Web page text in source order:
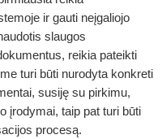
ir gauti neįgaliojo
slaugos
reikia pateikti
turi būti nurodyta konkreti
susiję su pirkimu,
įrodymai, taip pat turi būti
procesą.